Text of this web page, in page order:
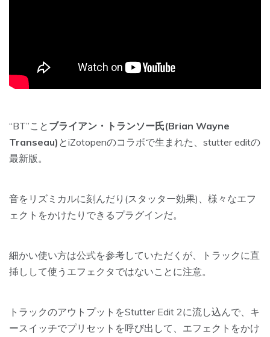
“BT”こと ブライアン・トランソー氏(Brian Wayne
Transeau) とiZotopenのコラボで生まれた、stutter editの
最新版。
音をリズミカルに刻んだり(スタッター効果)、様々なエフ
ェクトをかけたりできるプラグインだ。
細かい使い方は公式を参考していただくが、
トラックに直
挿しして使うエフェクタではないことに注意。
トラックのアウトプットをStutter Edit 2に流し込んで、キ
ースイッチでプリセットを呼び出して、エフェクトをかけ